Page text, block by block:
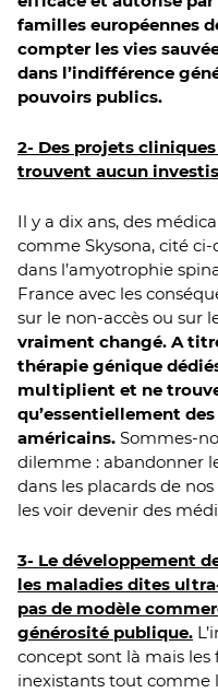
familles européennes
compter les vies
dans l’indifférence
pouvoirs publics.
2- Des projets
trouvent aucun
Il y a dix ans, des
comme Skysona, cité
dans l’amyotrophie
France avec les
sur le non-accès ou sur
vraiment changé. A
thérapie génique
multiplient et ne
qu’essentiellement
américains. Sommes-
dilemme : abandonner
dans les placards de
les voir devenir des
3- Le développement
les maladies dites
pas de modèle
générosité publique.
concept sont là mais
inexistants tout comme